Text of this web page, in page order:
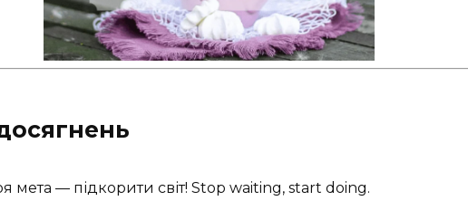
мета — підкорити світ! Stop waiting, start doing.